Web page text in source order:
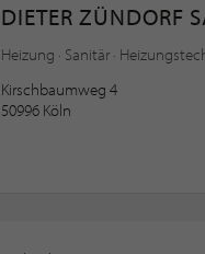
DIETER ZÜNDORF
Heizung · Sanitär ·
Kirschbaumweg 4
50996 Köln